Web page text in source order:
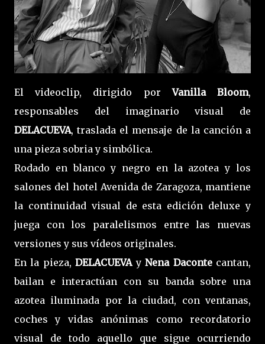
El videoclip, dirigido porVanilla Bloom,
responsables del imaginario visual de
DELACUEVA, traslada el mensaje de la canción a
una pieza sobria y simbólica.
Rodado en blanco y negro en la azotea y los
salones del hotel Avenida de Zaragoza, mantiene
la continuidad visual de esta edición deluxe y
juega con los paralelismos entre las nuevas
versiones y sus vídeos originales.
En la pieza,DELACUEVAyNena Dacontecantan,
bailan e interactúan con su banda sobre una
azotea iluminada por la ciudad, con ventanas,
coches y vidas anónimas como recordatorio
visual de todo aquello que sigue ocurriendo